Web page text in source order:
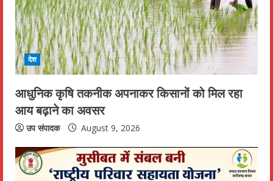
a
d
i
n
g
देश
आधुनिक कृषि तकनीक अपनाकर किसानों को मिल रहा
आय बढ़ाने का अवसर
उप संपादक August 9, 2026